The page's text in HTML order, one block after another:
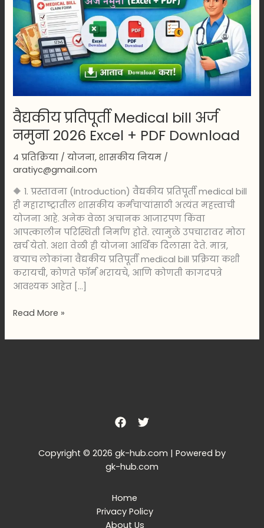
वैद्यकीय प्रतिपूर्ती Medical bill अर्ज
नमुना 2026 Excel + PDF Download
4 प्रतिक्रिया /योजना,शासकीय नियम /
aratiyc@gmail.com
🔶 1. प्रस्तावना (Introduction) वैद्यकीय प्रतिपूर्ती medical bill
ही महाराष्ट्रातील शासकीय कर्मचाऱ्यांसाठी अत्यंत महत्त्वाची
योजना आहे. अनेक वेळा अचानक आजारपण किंवा
आपत्कालीन परिस्थिती निर्माण होते. त्यामुळे उपचारावर मोठा
खर्च येतो. अशा वेळी ही योजना आर्थिक दिलासा देते. मात्र,
बऱ्याच लोकांना वैद्यकीय प्रतिपूर्ती medical bill प्रक्रिया कशी
करायची, कोणते फॉर्म भरायचे, आणि कोणती कागदपत्रे
आवश्यक आहेत […]
नमुना
2026
Excel
+
PDF
Read More »
Copyright © 2026 gk-hub.com | Powered by
gk-hub.com
Home
Privacy Policy
About Us